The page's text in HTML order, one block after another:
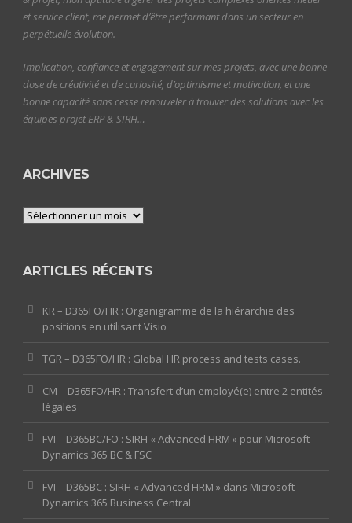
et service client, me permet d’être performant dans un secteur en
perpétuelle évolution.
Implication, confiance et engagement sur mes projets, avec une bonne
dose de créativité et de curiosité, d’optimisme et motivation, et une
bonne capacité sans cesse renouveler à trouver des solutions avec les
équipes projet ERP & SIRH…
ARCHIVES
Archives
ARTICLES RÉCENTS
KR – D365FO/HR : Organigramme de la hiérarchie des
positions en utilisant Visio
TGR – D365FO/HR : Global HR process and tests cases.
CM – D365FO/HR : Transfert d’un employé(e) entre 2 entités
légales
FVI – D365BC/FO : SIRH « Advanced HRM » pour Microsoft
Dynamics 365 BC & FSC
FVI – D365BC : SIRH « Advanced HRM » dans Microsoft
Dynamics 365 Business Central